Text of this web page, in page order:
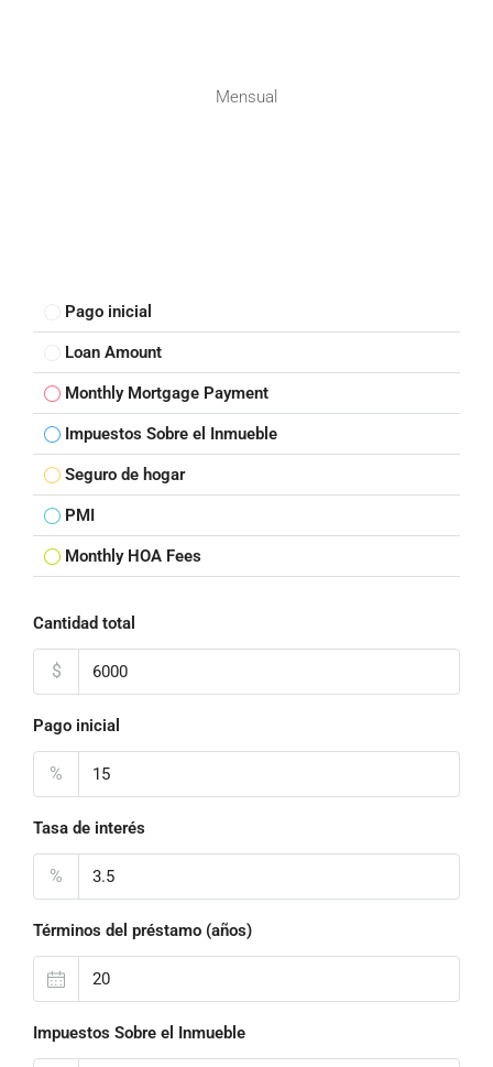
Mensual
Pago inicial
Loan Amount
Monthly Mortgage Payment
Impuestos Sobre el Inmueble
Seguro de hogar
PMI
Monthly HOA Fees
Cantidad total
$
Pago inicial
%
Tasa de interés
%
Términos del préstamo (años)
Impuestos Sobre el Inmueble